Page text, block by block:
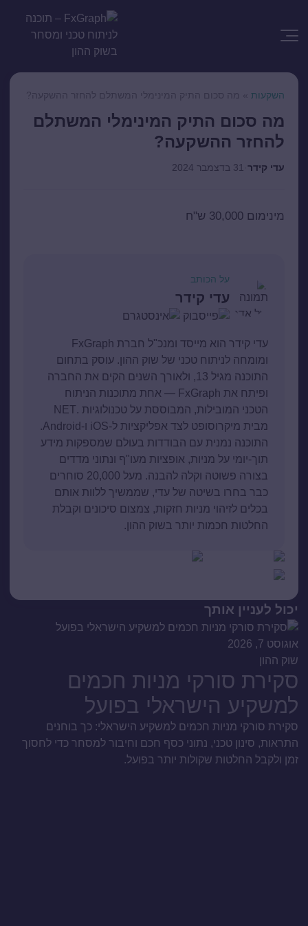
השקעות » מה סכום התיק המינימלי המשתלם להחזר ההשקעה?
מה סכום התיק המינימלי המשתלם
להחזר ההשקעה?
עדי קידר 31 בדצמבר 2024
מינימום 30,000 ש"ח
על הכותב
עדי קידר
עדי קידר הוא מייסד ומנכ"ל חברת FxGraph
ומומחה לניתוח טכני של שוק ההון. עוסק בתחום
התוכנה מגיל 13, ולאורך השנים הקים את החברה
ופיתח את FxGraph — אחת מתוכנות הניתוח
הטכני המובילות, המבוססת על טכנולוגיות .NET
מבית מיקרוסופט לצד אפליקציות ל-iOS ו-Android.
התוכנה נמנית עם הבודדות בעולם שמספקות מידע
תוך-יומי על מניות, אופציות מעו"ף ונתוני מדדים
בצורה פשוטה וקלה להבנה. מעל 20,000 סוחרים
כבר בחרו בשיטה של עדי, שממשיך ללוות אותם
בכלים לזיהוי מניות חזקות, צמצום סיכונים וקבלת
החלטות חכמות יותר בשוק ההון.
יכול לעניין אותך
אוגוסט 7, 2026
שוק ההון
סקירת סורקי מניות חכמים
למשקיע הישראלי בפועל
סקירת סורקי מניות חכמים למשקיע הישראלי: כך בוחנים
התראות, סינון טכני, נתוני כסף חכם וחיבור למסחר כדי לחסוך
זמן ולקבל החלטות שקולות יותר בפועל.